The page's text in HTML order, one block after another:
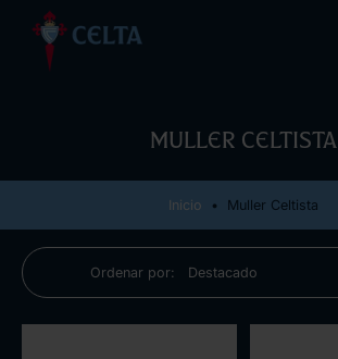
Muller Celtista
Inicio • Muller Celtista
Ordenar por: